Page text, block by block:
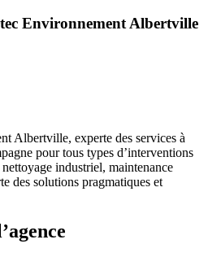
Environnement Albertville
Albertville, experte des services à
pour tous types d’interventions
industriel, maintenance
des solutions pragmatiques et